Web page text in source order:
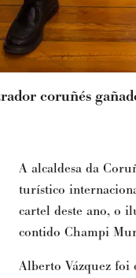
coruñés
A alcaldesa da
turístico
cartel deste ano, o
contido Champi
Alberto Vázquez foi